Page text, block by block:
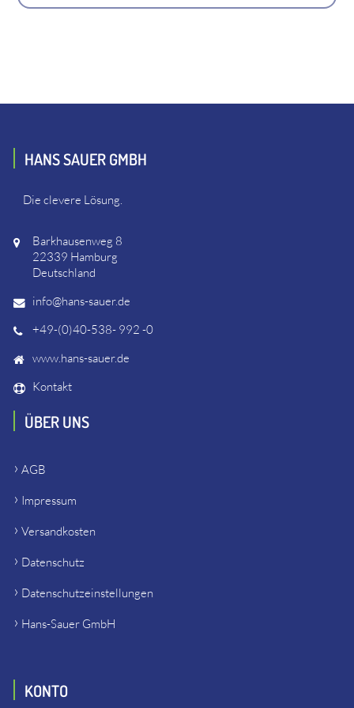
HANS SAUER GMBH
Die clevere Lösung.
Barkhausenweg 8
22339 Hamburg
Deutschland
info@hans-sauer.de
+49-(0)40-538- 992 -0
www.hans-sauer.de
Kontakt
ÜBER UNS
AGB
Impressum
Versandkosten
Datenschutz
Datenschutzeinstellungen
Hans-Sauer GmbH
KONTO